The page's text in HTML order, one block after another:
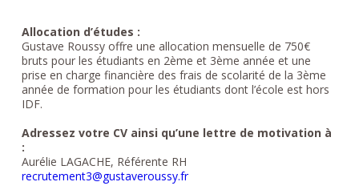
Allocation d’études :
Gustave Roussy offre une allocation mensuelle de 750€
bruts pour les étudiants en 2ème et 3ème année et une
prise en charge financière des frais de scolarité de la 3ème
année de formation pour les étudiants dont l’école est hors
IDF.
Adressez votre CV ainsi qu’une lettre de motivation à
:
Aurélie LAGACHE, Référente RH
recrutement3@gustaveroussy.fr